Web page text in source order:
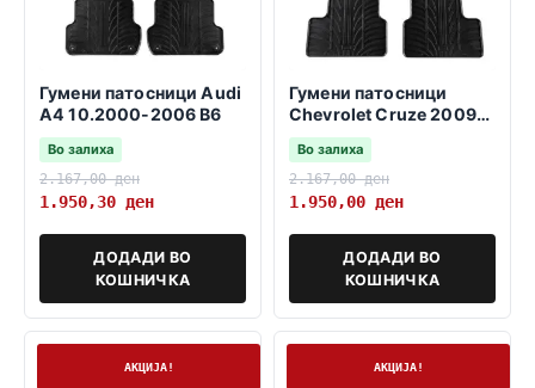
Гумени патосници Audi
A4 10.2000-2006 B6
Во залиха
2.167,00ден
1.950,30 ден
ДОДАДИ ВО
КОШНИЧКА
Гумени патосници
Chevrolet Cruze 2009-
2016
Во залиха
2.167,00ден
1.950,00 ден
ДОДАДИ ВО
КОШНИЧКА
АКЦИЈА! АКЦИЈА!